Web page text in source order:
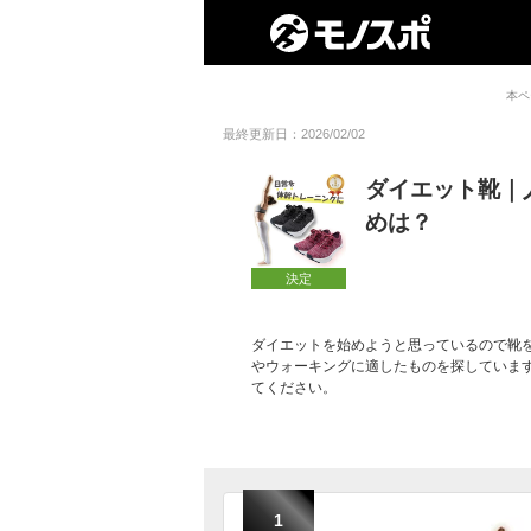
本
最終更新日：2026/02/02
決定
ダイエット靴
めは？
ダイエットを始めようと思っているので
やウォーキングに適したものを探していま
てください。
1